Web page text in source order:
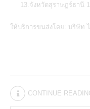
13.จังหวัดสุราษฎร์ธานี
ให้บริการขนส่งโดย: บริษัท
CONTINUE